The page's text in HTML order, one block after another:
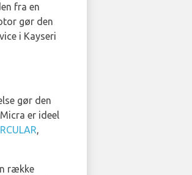
fra en
gør den
i Kayseri
gør den
er ideel
,
række